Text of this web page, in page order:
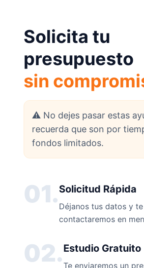
Solicita tu
presupuesto
sin
⚠️ No dejes pasar estas
recuerda que son por
fondos limitados.
01.Solicitud Rápida
Déjanos tus datos y te
contactaremos en
02.Estudio Gratuito
Te enviaremos un